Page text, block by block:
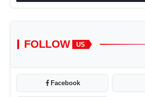
FOLLOW US
Facebook